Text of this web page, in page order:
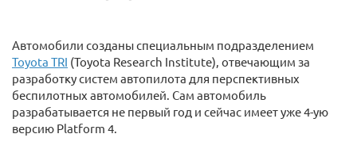
Автомобили созданы специальным подразделением
Toyota TRI (Toyota Research Institute), отвечающим за
разработку систем автопилота для перспективных
беспилотных автомобилей. Сам автомобиль
разрабатывается не первый год и сейчас имеет уже 4-ую
версию Platform 4.